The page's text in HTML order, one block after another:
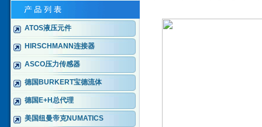
ATOS液压元件
HIRSCHMANN连接器
ASCO压力传感器
德国BURKERT宝德流体
德国E+H总代理
美国纽曼帝克NUMATICS